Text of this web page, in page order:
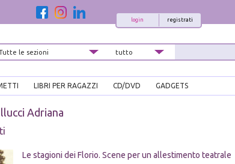
registrati
login
LIBRI PER RAGAZZI CD/DVD GADGETS
Adriana
Le stagioni dei Florio. Scene per un allestimento teatrale